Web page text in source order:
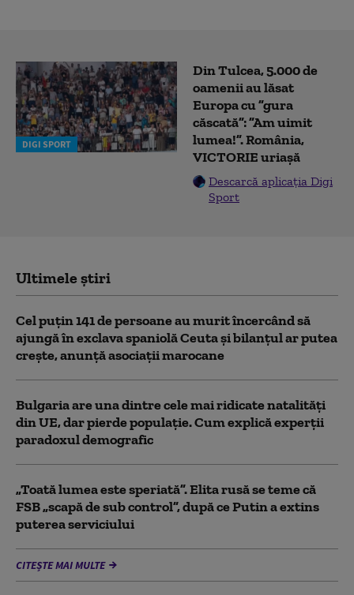
DIGI SPORT
Din Tulcea, 5.000 de
oamenii au lăsat
Europa cu ”gura
căscată”: ”Am uimit
lumea!”. România,
VICTORIE uriașă
Descarcă aplicația Digi
Sport
Ultimele știri
Cel puţin 141 de persoane au murit încercând să
ajungă în exclava spaniolă Ceuta şi bilanţul ar putea
creşte, anunță asociații marocane
Bulgaria are una dintre cele mai ridicate natalități
din UE, dar pierde populație. Cum explică experții
paradoxul demografic
„Toată lumea este speriată”. Elita rusă se teme că
FSB „scapă de sub control”, după ce Putin a extins
puterea serviciului
CITEȘTE MAI MULTE